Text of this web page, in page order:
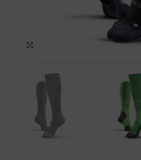
Clicca per ingrandire